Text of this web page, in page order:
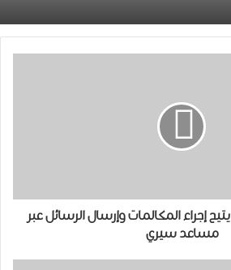
ﺗﻄﺒﻴﻖ Google Voice ﻳﺘﻴﺢ إجراء ﺍﻟﻤﻜﺎﻟﻤﺎﺕ ﻭﺇﺭﺳﺎﻝ ﺍﻟﺮﺳﺎﺋﻞ عبر
مساعد ﺳﻴﺮﻱ